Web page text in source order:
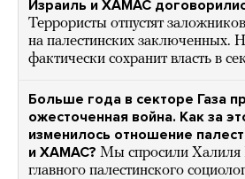
Израиль и ХАМАС
Террористы отпустят
на палестинских
фактически сохранит власть в
Больше года в секторе Газа
ожесточенная война. Как за
изменилось отношение
и ХАМАС? Мы спросили
главного палестинского